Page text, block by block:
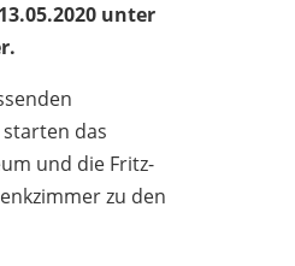
unter
das
und die Fritz-
zu den